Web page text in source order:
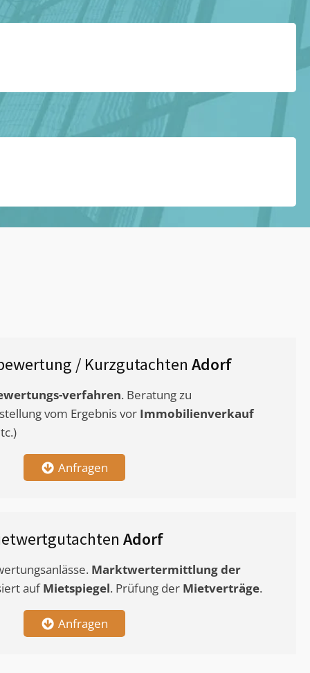
/ Kurzgutachten Adorf
verfahren. Beratung zu
vom Ergebnis vor Immobilienverkauf
Anfragen
Adorf
Marktwertermittlungder
aufMietspiegel. Prüfung der Mietverträge.
Anfragen